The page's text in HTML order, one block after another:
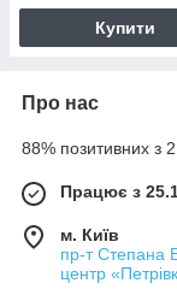
Купити
Про нас
88% позитивних з
Працює з
м. Київ
пр-т Степана
центр